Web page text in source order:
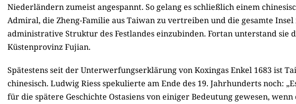
Niederländern zumeist angespannt. So gelang es schließlich einem
Admiral, die Zheng-Familie aus Taiwan zu vertreiben und die gesamte Insel
administrative Struktur des Festlandes einzubinden. Fortan unterstand sie
Küstenprovinz Fujian.
Spätestens seit der Unterwerfungserklärung von Koxingas Enkel 1683 ist
chinesisch. Ludwig Riess spekulierte am Ende des 19. Jahrhunderts noch:
für die spätere Geschichte Ostasiens von einiger Bedeutung gewesen, wenn